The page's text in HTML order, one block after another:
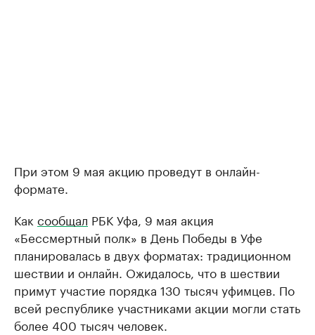
При этом 9 мая акцию проведут в онлайн-
формате.
Как сообщал РБК Уфа, 9 мая акция
«Бессмертный полк» в День Победы в Уфе
планировалась в двух форматах: традиционном
шествии и онлайн. Ожидалось, что в шествии
примут участие порядка 130 тысяч уфимцев. По
всей республике участниками акции могли стать
более 400 тысяч человек.